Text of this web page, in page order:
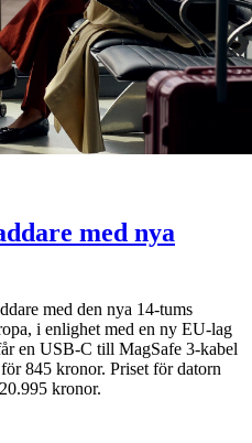
med nya
med den nya 14-tums
i enlighet med en ny EU-lag
en USB-C till MagSafe 3-kabel
845 kronor. Priset för datorn
kronor.